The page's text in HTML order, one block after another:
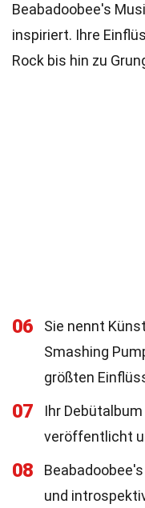
Beabadoobee's
inspiriert. Ihre
Rock bis hin zu
06
Sie nennt
Smashing
größten
07
Ihr
veröffentlicht
08
und